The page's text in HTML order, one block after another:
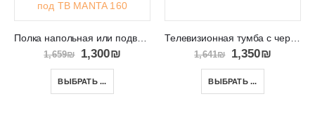
Полка напольная или подвесная для аппаратуры под ТВ MANTA 160
1,659₪ 1,300₪
ВЫБРАТЬ ...
Телевизионная тумба с черными ножками Mondi 188
1,641₪ 1,350₪
ВЫБРАТЬ ...